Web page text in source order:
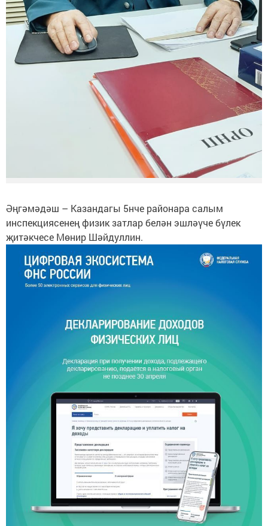
Әңгәмәдәш – Казандагы 5нче районара салым
инспекциясенең физик затлар белән эшләүче бүлек
җитәкчесе Мөнир Шәйдуллин.